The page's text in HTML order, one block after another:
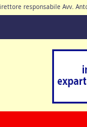
responsabile Avv.